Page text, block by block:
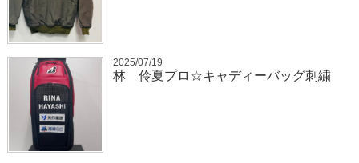
2025/07/19
林 伶夏プロ☆キャディーバッグ刺繍